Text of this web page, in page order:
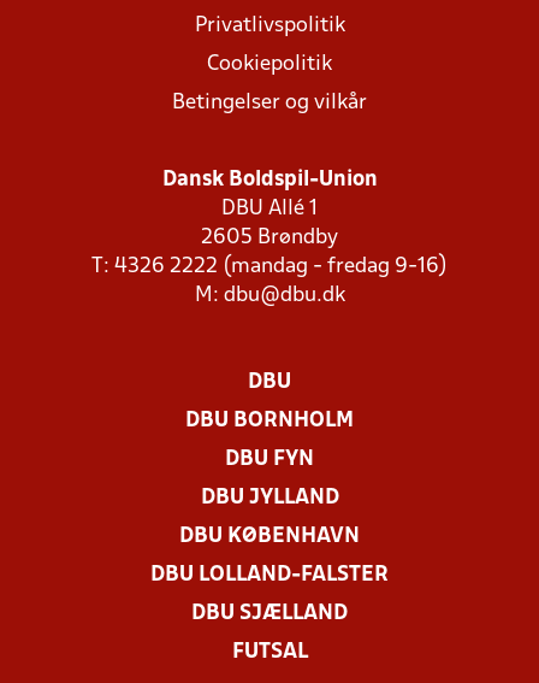
Privatlivspolitik
Cookiepolitik
Betingelser og vilkår
Dansk Boldspil-Union
DBU Allé 1
2605 Brøndby
T: 4326 2222 (mandag - fredag 9-16)
M: dbu@dbu.dk
DBU
DBU BORNHOLM
DBU FYN
DBU JYLLAND
DBU KØBENHAVN
DBU LOLLAND-FALSTER
DBU SJÆLLAND
FUTSAL